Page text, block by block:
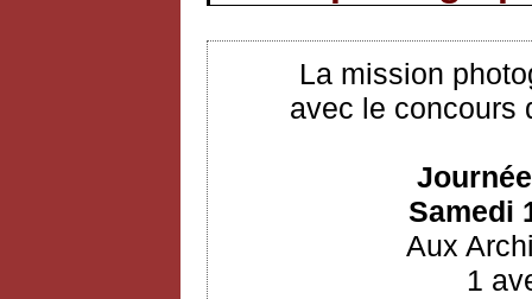
La mission
avec le concours
Samedi
Aux
1